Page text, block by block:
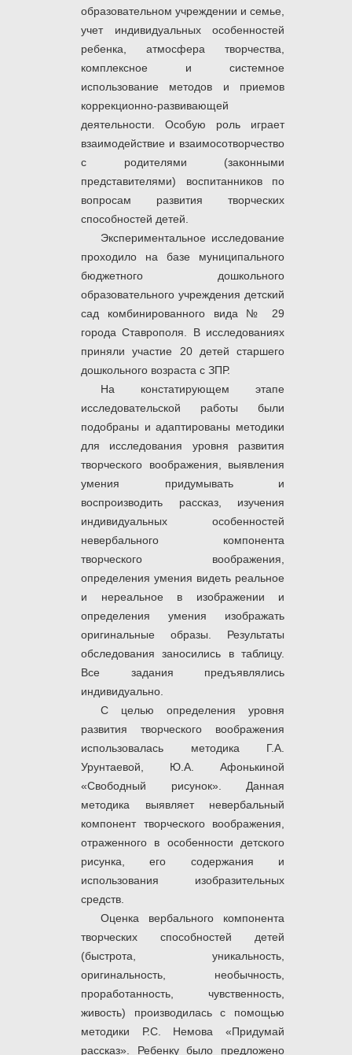
образовательном учреждении и семье,
учет индивидуальных особенностей
ребенка, атмосфера творчества,
комплексное и системное
использование методов и приемов
коррекционно-развивающей
деятельности. Особую роль играет
взаимодействие и взаимосотворчество
с родителями (законными
представителями) воспитанников по
вопросам развития творческих
способностей детей.
Экспериментальное исследование
проходило на базе
муниципального
бюджетного дошкольного
образовательного учреждения детский
сад комбинированного вида № 29
города Ставрополя. В исследованиях
приняли участие 20 детей старшего
дошкольного возраста с ЗПР.
На констатирующем этапе
исследовательской работы были
подобраны и адаптированы методики
для исследования уровня развития
творческого воображения, выявления
умения придумывать и
воспроизводить рассказ, изучения
индивидуальных особенностей
невербального компонента
творческого воображения,
определения умения видеть реальное
и нереальное в изображении и
определения умения изображать
оригинальные образы. Результаты
обследования заносились в таблицу.
Все задания предъявлялись
индивидуально.
С целью определения уровня
развития творческого воображения
использовалась методика Г.А.
Урунтаевой, Ю.А. Афонькиной
«Свободный рисунок». Данная
методика выявляет невербальный
компонент творческого воображения,
отраженного в особенности детского
рисунка, его содержания и
использования изобразительных
средств.
Оценка вербального компонента
творческих способностей детей
(быстрота, уникальность,
оригинальность, необычность,
проработанность, чувственность,
живость) производилась с помощью
методики Р.С. Немова «Придумай
рассказ». Ребенку было предложено